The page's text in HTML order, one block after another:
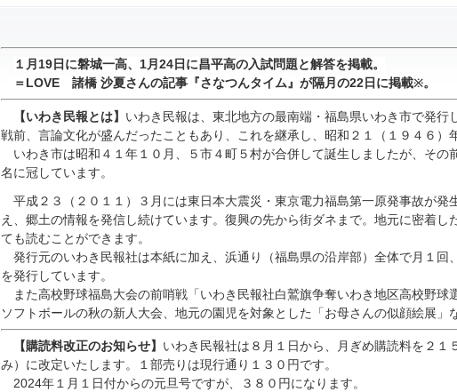
１月19日に磐城一高、1月24日に昌平高の入試問題と解答を掲載。
＝LOVE 諸橋 沙夏さんの記事『さなつんタイム』が隔月の22日に掲載※。
【いわき民報とは】 いわき民報は、東北地方の最南端・福島県いわき市で発行
戦前、言論文化が盛んだったこともあり、これを継承し、昭和２１（１９４６）
いわき市は昭和４１年１０月、５市４町５村が合併して誕生しましたが、その
名に冠しています。
平成２３（２０１１）３月には東日本大震災・東京電力福島第一原発事故が発
え、郷土の情報を発信し続けています。復興の先から街ダネまで。地元に密着し
ても読むことができます。
発行元のいわき民報社は本紙に加え、浜通り（福島県の沿岸部）全体で月１回、
を発行しています。
また高校野球福島大会の前哨戦「いわき民報社白鷲旗争奪いわき地区高校野球
ソフトボールの秋の新人大会、地元の園児を対象とした「お母さんの似顔絵展」
【購読料改正のお知らせ】 いわき民報社は８月１日から、月ぎめ購読料を２１
み）に改定いたします。１部売りは現行通り１３０円です。
2024年１月１日付からの元旦号ですが、３８０円になります。